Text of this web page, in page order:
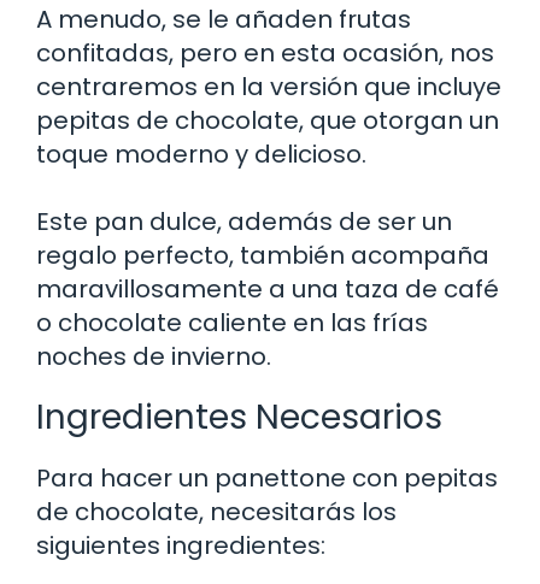
A menudo, se le añaden frutas
confitadas, pero en esta ocasión, nos
centraremos en la versión que incluye
pepitas de chocolate, que otorgan un
toque moderno y delicioso.
Este pan dulce, además de ser un
regalo perfecto, también acompaña
maravillosamente a una taza de café
o chocolate caliente en las frías
noches de invierno.
Ingredientes Necesarios
Para hacer un panettone con pepitas
de chocolate, necesitarás los
siguientes ingredientes: